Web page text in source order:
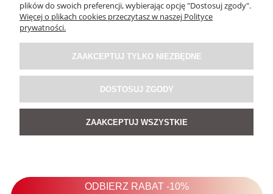
Sukienka Zeb Ra Czarno-Biała
plików do swoich preferencji, wybierając opcję "Dostosuj zgody".
Więcej o plikach cookies przeczytasz w naszej Polityce
prywatności.
ZAAKCEPTUJ TYLKO NIEZBĘDNE
DOSTOSUJ ZGODY
ZAAKCEPTUJ WSZYSTKIE